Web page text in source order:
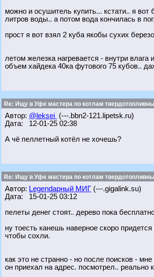
можно и осушитель купить... кстати.. я
литров воды.. а потом вода кончилась в
прост я вот взял 2 куба якобы сухих
летом железка нагревается - внутри
объем хайдека 40ка футового 75 кубов..
Re: Ищу в Уфе мастера по котлам
Автор: @leksei (---.bbn2-121.lipetsk.ru)
Дата: 12-01-25 02:38
А чё пеллетный котёл не хочешь?
Re: Ищу в Уфе мастера по котлам
Автор: Legendарный МИГ (---.gigalink.su)
Дата: 15-01-25 03:12
пелеты денег стоят.. дерево пока
ну тоесть канешь наверное скоро
чтобы сохли.
как это не странно - но после поисков -
он приехал на адрес. посмотрел.. реально